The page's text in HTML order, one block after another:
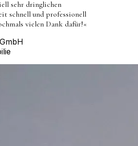
sehr dringlichen
schnell und professionell
vielen Dank dafür!«